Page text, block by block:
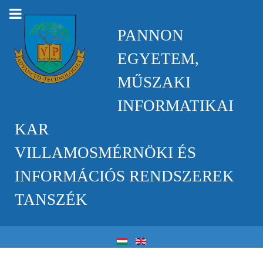
PANNON
EGYETEM,
MŰSZAKI
INFORMATIKAI
KAR
VILLAMOSMÉRNÖKI ÉS
INFORMÁCIÓS RENDSZEREK
TANSZÉK